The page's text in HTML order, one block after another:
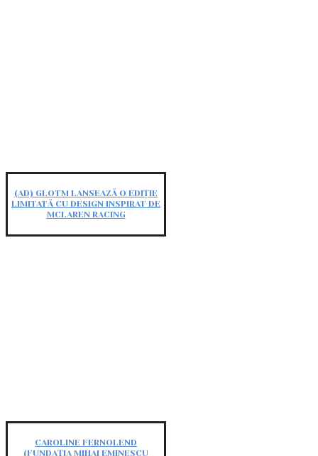
(AD) GLOTM LANSEAZĂ O EDIȚIE
LIMITATĂ CU DESIGN INSPIRAT DE
MCLAREN RACING
CAROLINE FERNOLEND
(FUNDAȚIA MIHAI EMINESCU